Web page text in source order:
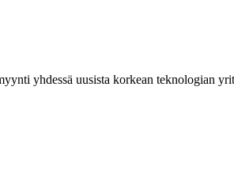
yhdessä uusista korkean teknologian